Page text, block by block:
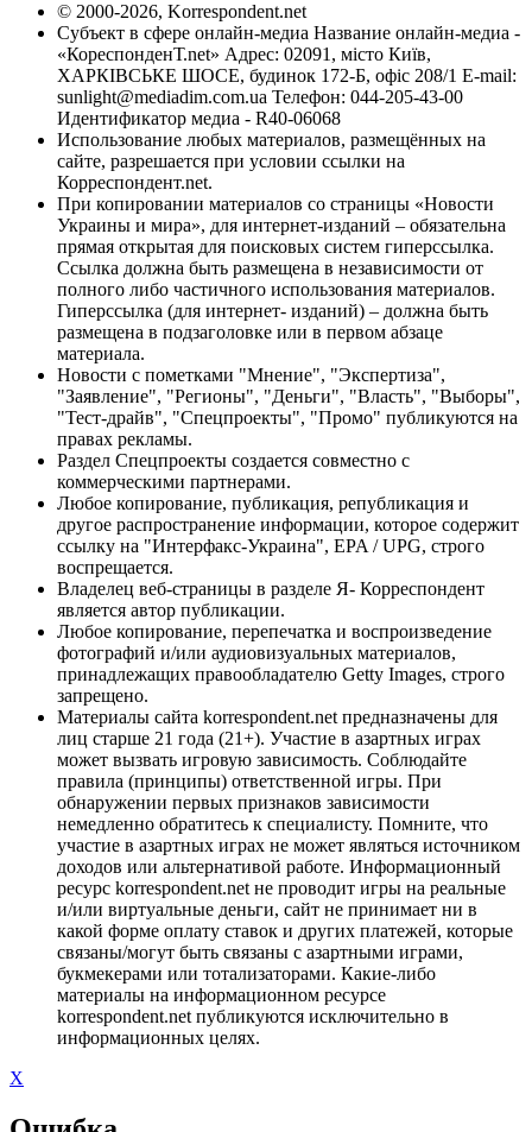
© 2000-2026, Korrespondent.net
Субъект в сфере онлайн-медиа Название онлайн-медиа -
«КореспонденТ.net» Адрес: 02091, місто Київ,
ХАРКІВСЬКЕ ШОСЕ, будинок 172-Б, офіс 208/1 E-mail:
sunlight@mediadim.com.ua Телефон: 044-205-43-00
Идентификатор медиа - R40-06068
Использование любых материалов, размещённых на
сайте, разрешается при условии ссылки на
Корреспондент.net.
При копировании материалов со страницы «Новости
Украины и мира», для интернет-изданий – обязательна
прямая открытая для поисковых систем гиперссылка.
Ссылка должна быть размещена в независимости от
полного либо частичного использования материалов.
Гиперссылка (для интернет- изданий) – должна быть
размещена в подзаголовке или в первом абзаце
материала.
Новости с пометками "Мнение", "Экспертиза",
"Заявление", "Регионы", "Деньги", "Власть", "Выборы",
"Тест-драйв", "Спецпроекты", "Промо" публикуются на
правах рекламы.
Раздел Спецпроекты создается совместно с
коммерческими партнерами.
Любое копирование, публикация, републикация и
другое распространение информации, которое содержит
ссылку на "Интерфакс-Украина", EPA / UPG, строго
воспрещается.
Владелец веб-страницы в разделе Я- Корреспондент
является автор публикации.
Любое копирование, перепечатка и воспроизведение
фотографий и/или аудиовизуальных материалов,
принадлежащих правообладателю Getty Images, строго
запрещено.
Материалы сайта korrespondent.net предназначены для
лиц старше 21 года (21+). Участие в азартных играх
может вызвать игровую зависимость. Соблюдайте
правила (принципы) ответственной игры. При
обнаружении первых признаков зависимости
немедленно обратитесь к специалисту. Помните, что
участие в азартных играх не может являться источником
доходов или альтернативой работе. Информационный
ресурс korrespondent.net не проводит игры на реальные
и/или виртуальные деньги, сайт не принимает ни в
какой форме оплату ставок и других платежей, которые
связаны/могут быть связаны с азартными играми,
букмекерами или тотализаторами. Какие-либо
материалы на информационном ресурсе
korrespondent.net публикуются исключительно в
информационных целях.
X